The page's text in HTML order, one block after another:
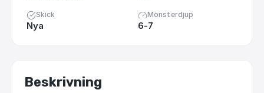
Skick
Nya
Mönsterdjup
6-7
Beskrivning